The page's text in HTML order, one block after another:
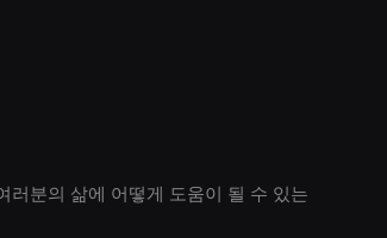
러분의 삶에 어떻게 도움이 될 수 있는